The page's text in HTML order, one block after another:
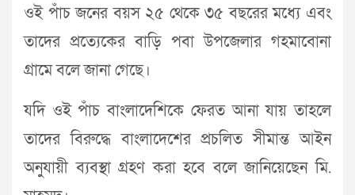
ওই পাঁচ জনের বয়স ২৫ থেকে ৩৫ বছরের মধ্যে এবং
তাদের প্রত্যেকের বাড়ি পবা উপজেলার গহমাবোনা
গ্রামে বলে জানা গেছে।
যদি ওই পাঁচ বাংলাদেশিকে ফেরত আনা যায় তাহলে
তাদের বিরুদ্ধে বাংলাদেশের প্রচলিত সীমান্ত আইন
অনুযায়ী ব্যবস্থা গ্রহণ করা হবে বলে জানিয়েছেন মি.